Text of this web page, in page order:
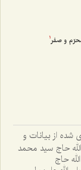
و صفر1
شده از بیانات و
حاج سید محمد
حاج